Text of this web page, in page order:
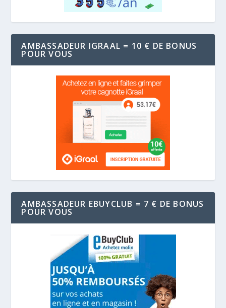
AMBASSADEUR IGRAAL = 10 € DE BONUS
POUR VOUS
AMBASSADEUR EBUYCLUB = 7 € DE BONUS
POUR VOUS